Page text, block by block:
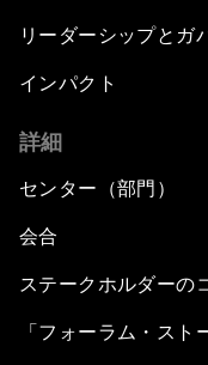
Opening
Minister of India
Inequality?
Into a Deal-
Post-
リーダーシップとガ
インパクト
詳細
センター（部門）
会合
ステークホルダーの
「フォーラム・スト